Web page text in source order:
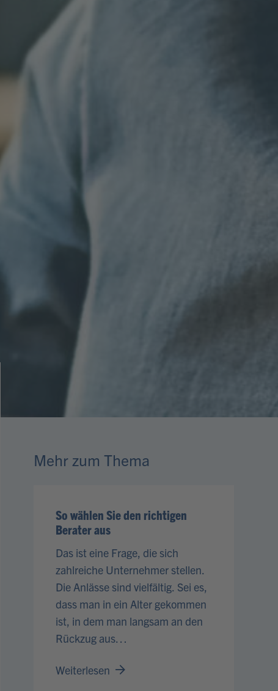
Mehr zum Thema
So wählen Sie den richtigen
Berater aus
Das ist eine Frage, die sich
zahlreiche Unternehmer stellen.
Die Anlässe sind vielfältig. Sei es,
dass man in ein Alter gekommen
ist, in dem man langsam an den
Rückzug aus…
Weiterlesen